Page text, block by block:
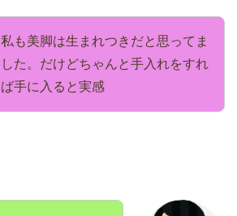
私も美脚は生まれつきだと思ってま
した。だけどちゃんと手入れをすれ
ば手に入ると実感